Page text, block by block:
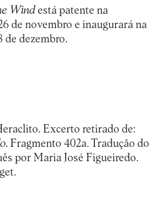
Windestá patente na
de novembro e inaugurará na
de dezembro.
Excerto retirado de:
. Fragmento 402a. Tradução do
por Maria José Figueiredo.